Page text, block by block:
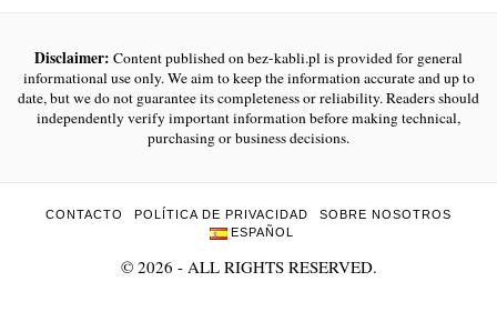
Disclaimer: Content published on bez-kabli.pl is provided for general
informational use only. We aim to keep the information accurate and up to
date, but we do not guarantee its completeness or reliability. Readers should
independently verify important information before making technical,
purchasing or business decisions.
CONTACTO POLÍTICA DE PRIVACIDAD
SOBRE NOSOTROS
ESPAÑOL
© 2026 - ALL RIGHTS RESERVED.